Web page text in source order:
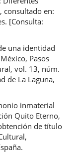
consultado en:
[Consulta:
una identidad
Pasos
vol. 13, núm.
de La Laguna,
inmaterial
Quito Eterno,
de título